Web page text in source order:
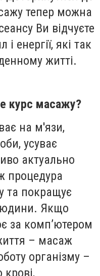
тепер можна
Ви відчуєте
енергії, які так
житті.
курс масажу?
на м'язи,
усуває
актуально
процедура
та покращує
Якщо
за комп’ютером
– масаж
організму –